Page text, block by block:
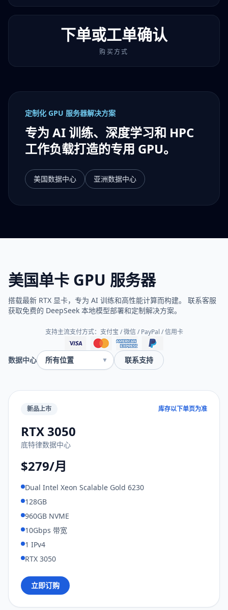
下单或工单确认
购买方式
定制化 GPU 服务器解决方案
专为 AI 训练、深度学习和 HPC
工作负载打造的专用 GPU。
美国数据中心 亚洲数据中心
美国单卡 GPU 服务器
搭载最新 RTX 显卡，专为 AI 训练和高性能计算而构建。 联系客服
获取免费的 DeepSeek 本地模型部署和定制解决方案。
支持主流支付方式：支付宝 / 微信 / PayPal / 信用卡
数据中心 ▼ 联系支持
新品上市 库存以下单页为准
RTX 3050
底特律数据中心
$279/月
Dual Intel Xeon Scalable Gold 6230
128GB
960GB NVME
10Gbps 带宽
1 IPv4
RTX 3050
立即订购